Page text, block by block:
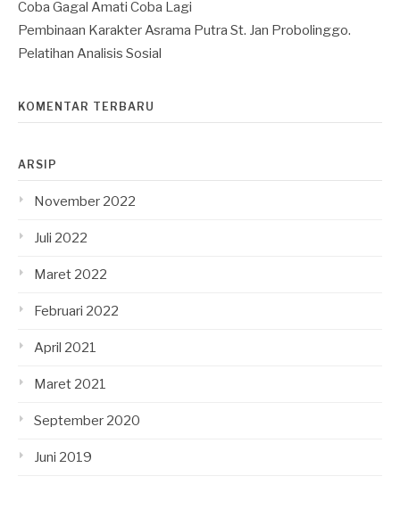
Coba Gagal Amati Coba Lagi
Pembinaan Karakter Asrama Putra St. Jan Probolinggo.
Pelatihan Analisis Sosial
KOMENTAR TERBARU
ARSIP
November 2022
Juli 2022
Maret 2022
Februari 2022
April 2021
Maret 2021
September 2020
Juni 2019